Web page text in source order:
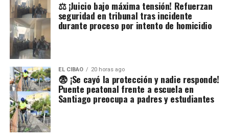
⚖️ ¡Juicio bajo máxima tensión! Refuerzan
seguridad en tribunal tras incidente
durante proceso por intento de homicidio
EL CIBAO 20 horas ago
😨 ¡Se cayó la protección y nadie responde!
Puente peatonal frente a escuela en
Santiago preocupa a padres y estudiantes